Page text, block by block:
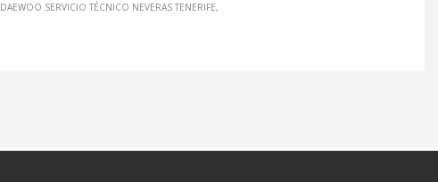
DAEWOO SERVICIO TÉCNICO NEVERAS TENERIFE